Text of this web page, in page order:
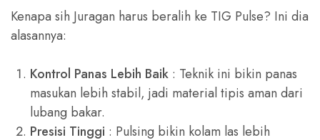
Kenapa sih Juragan harus beralih ke TIG Pulse? Ini dia
alasannya:
Kontrol Panas Lebih Baik : Teknik ini bikin panas
masukan lebih stabil, jadi material tipis aman dari
lubang bakar.
Presisi Tinggi : Pulsing bikin kolam las lebih